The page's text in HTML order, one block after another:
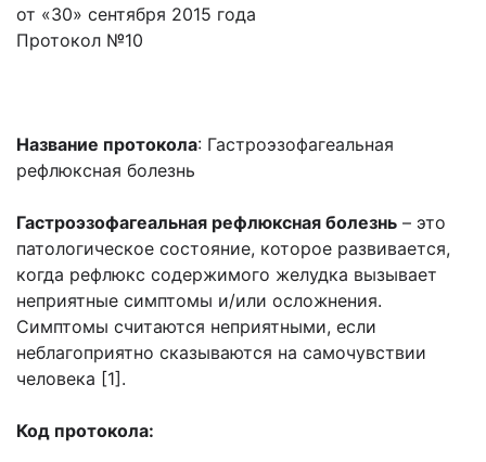
от «30» сентября 2015 года
Протокол №10
Название протокола: Гастроэзофагеальная
рефлюксная болезнь
Гастроэзофагеальная рефлюксная болезнь – это
патологическое состояние, которое развивается,
когда рефлюкс содержимого желудка вызывает
неприятные симптомы и/или осложнения.
Симптомы считаются неприятными, если
неблагоприятно сказываются на самочувствии
человека [1].
Код протокола: